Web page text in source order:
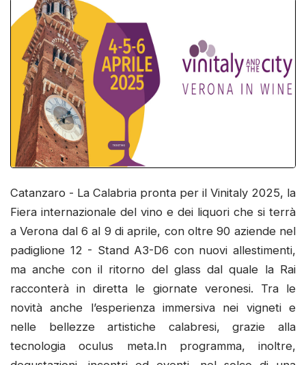
Catanzaro - La Calabria pronta per il Vinitaly 2025, la
Fiera internazionale del vino e dei liquori che si terrà
a Verona dal 6 al 9 di aprile, con oltre 90 aziende nel
padiglione 12 - Stand A3-D6 con nuovi allestimenti,
ma anche con il ritorno del glass dal quale la Rai
racconterà in diretta le giornate veronesi. Tra le
novità anche l’esperienza immersiva nei vigneti e
nelle bellezze artistiche calabresi, grazie alla
tecnologia oculus meta.In programma, inoltre,